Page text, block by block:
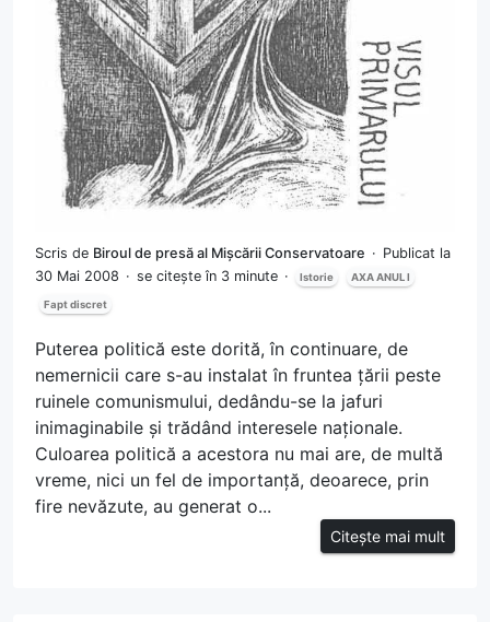
Scris de Biroul de presă al Mișcării Conservatoare
Publicat la
30 Mai 2008
se citește în 3 minute Istorie AXA ANUL I
Fapt discret
Puterea politică este dorită, în continuare, de
nemernicii care s-au instalat în fruntea țării peste
ruinele comunismului, dedându-se la jafuri
inimaginabile și trădând interesele naționale.
Culoarea politică a acestora nu mai are, de multă
vreme, nici un fel de importanță, deoarece, prin
fire nevăzute, au generat o...
Citește mai mult